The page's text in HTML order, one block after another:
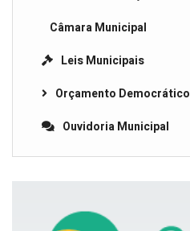
Câmara Municipal
Leis Municipais
Orçamento Democrático
Ouvidoria Municipal